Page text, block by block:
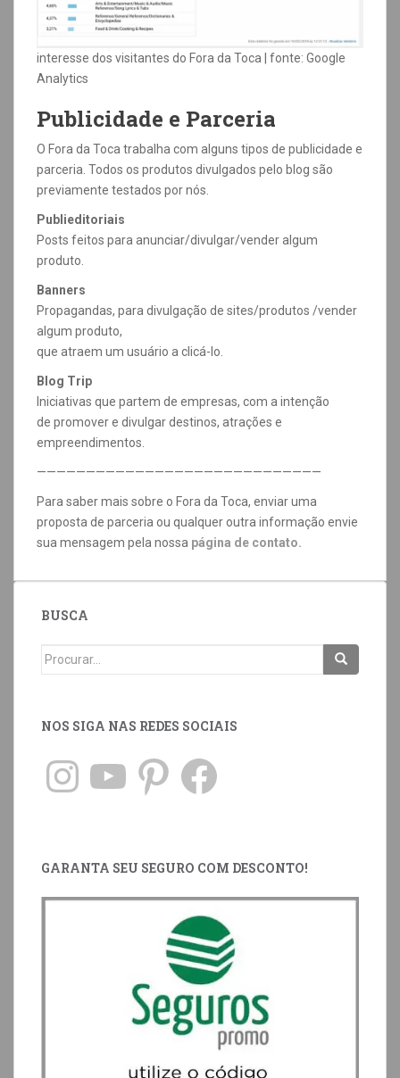
interesse dos visitantes do Fora da Toca | fonte: Google
Analytics
Publicidade e Parceria
O Fora da Toca trabalha com alguns tipos de publicidade e
parceria. Todos os produtos divulgados pelo blog são
previamente testados por nós.
Publieditoriais
Posts feitos para anunciar/divulgar/vender algum
produto.
Banners
Propagandas, para divulgação de sites/produtos /vender
algum produto,
que atraem um usuário a clicá-lo.
Blog Trip
Iniciativas que partem de empresas, com a intenção
de promover e divulgar destinos, atrações e
empreendimentos.
—————————————————————————————
Para saber mais sobre o Fora da Toca, enviar uma
proposta de parceria ou qualquer outra informação envie
sua mensagem pela nossa página de contato.
BUSCA
NOS SIGA NAS REDES SOCIAIS
GARANTA SEU SEGURO COM DESCONTO!